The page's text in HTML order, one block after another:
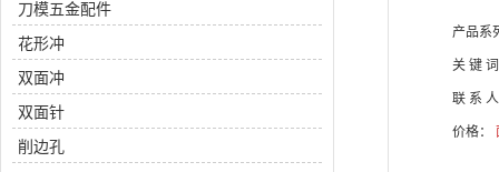
刀模五金配件
花形冲
双面冲
双面针
削边孔
产品系
关 键
联 系
价格：